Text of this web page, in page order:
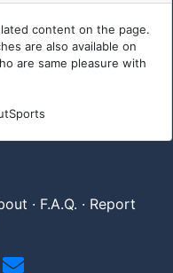
content on the page.
are also available on
are same pleasure with
· F.A.Q. · Report